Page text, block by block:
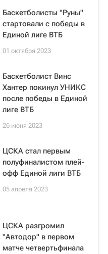
Баскетболисты "Руны"
стартовали с победы в
Единой лиге ВТБ
01 октября 2023
Баскетболист Винс
Хантер покинул УНИКС
после победы в Единой
лиге ВТБ
26 июня 2023
ЦСКА стал первым
полуфиналистом плей-
офф Единой лиги ВТБ
05 апреля 2023
ЦСКА разгромил
"Автодор" в первом
матче четвертьфинала